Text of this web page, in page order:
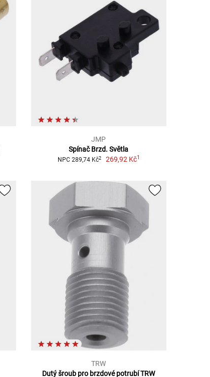
JMP
Spínač Brzd. Světla
NPC 289,74 Kč2 269,92 Kč1
TRW
Dutý šroub pro brzdové potrubí TRW